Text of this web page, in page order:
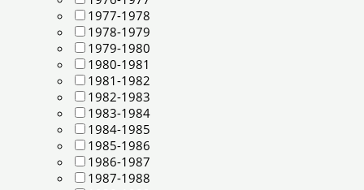
1977-1978
1978-1979
1979-1980
1980-1981
1981-1982
1982-1983
1983-1984
1984-1985
1985-1986
1986-1987
1987-1988